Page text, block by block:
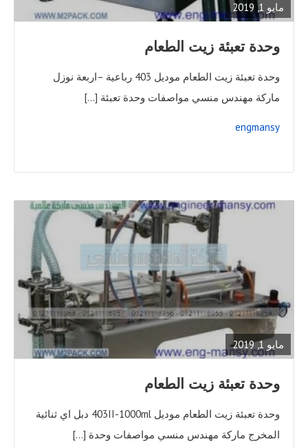
مايو 1, 2019
وحدة تعبئة زيت الطعام
وحدة تعبئة زيت الطعام موديل 403 رباعية –اربعة نوزل
ماركة مهندس منسي مواصفات وحدة تعبئة […]
engmansy
مايو 1, 2019
READ
FULL
POST
وحدة تعبئة زيت الطعام
وحدة تعبئة زيت الطعام موديل 403II-1000ml دبل اي ثنائية
المخرج ماركة مهندس منسي مواصفات وحدة […]